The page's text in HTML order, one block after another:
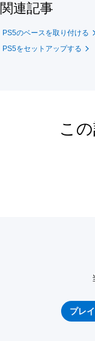
関連記事
PS5のベースを取り付ける
PS5をセットアップする
こ
プレ